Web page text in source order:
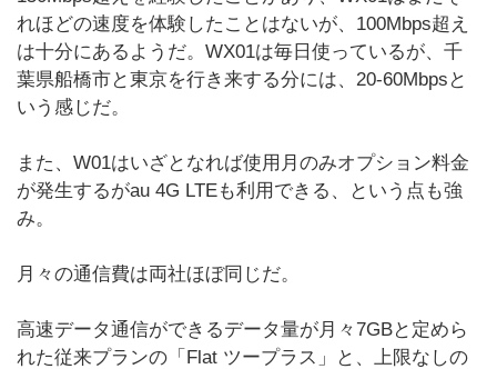
れほどの速度を体験したことはないが、100Mbps超え
は十分にあるようだ。WX01は毎日使っているが、千
葉県船橋市と東京を行き来する分には、20-60Mbpsと
いう感じだ。
また、W01はいざとなれば使用月のみオプション料金
が発生するがau 4G LTEも利用できる、という点も強
み。
月々の通信費は両社ほぼ同じだ。
高速データ通信ができるデータ量が月々7GBと定めら
れた従来プランの「Flat ツープラス」と、上限なしの